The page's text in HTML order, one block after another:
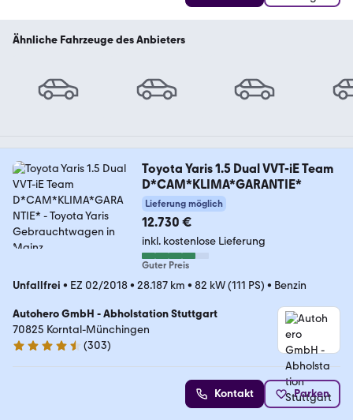
Ähnliche Fahrzeuge des Anbieters
Toyota Yaris 1.5 Dual VVT-iE Team
D*CAM*KLIMA*GARANTIE*
Lieferung möglich
12.730 €
inkl. kostenlose Lieferung
Guter Preis
Unfallfrei • EZ 02/2018• 28.187 km • 82 kW (111 PS) • Benzin
Autohero GmbH - Abholstation Stuttgart
70825 Korntal-Münchingen
4.4 Sterne
(303)
Kontakt Parken